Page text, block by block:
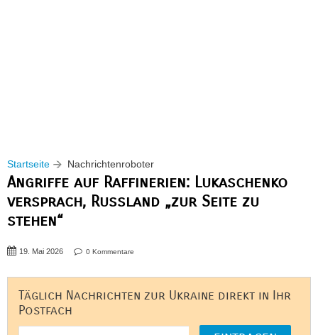
Startseite Nachrichtenroboter
Angriffe auf Raffinerien: Lukaschenko
versprach, Russland „zur Seite zu
stehen“
19. Mai 2026 0 Kommentare
Täglich Nachrichten zur Ukraine direkt in Ihr
Postfach